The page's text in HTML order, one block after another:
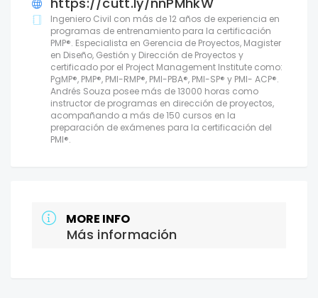
Ingeniero Civil con más de 12 años de experiencia en
programas de entrenamiento para la certificación
PMP®. Especialista en Gerencia de Proyectos, Magister
en Diseño, Gestión y Dirección de Proyectos y
certificado por el Project Management Institute como:
PgMP®, PMP®, PMI-RMP®, PMI-PBA®, PMI-SP® y PMI- ACP®.
Andrés Souza posee más de 13000 horas como
instructor de programas en dirección de proyectos,
acompañando a más de 150 cursos en la
preparación de exámenes para la certificación del
PMI®.
MORE INFO
Más información